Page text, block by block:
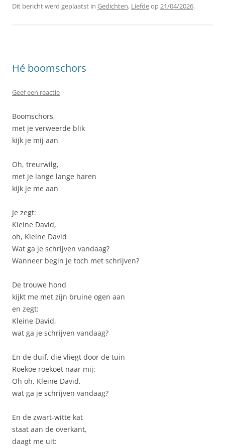
Dit bericht werd geplaatst in Gedichten, Liefdeop21/04/2026.
Hé boomschors
Geef een reactie
Boomschors,
met je verweerde blik
kijk je mij aan
Oh, treurwilg,
met je lange lange haren
kijk je me aan
Je zegt:
Kleine David,
oh, Kleine David
Wat ga je schrijven vandaag?
Wanneer begin je toch met schrijven?
De trouwe hond
kijkt me met zijn bruine ogen aan
en zegt:
Kleine David,
wat ga je schrijven vandaag?
En de duif, die vliegt door de tuin
Roekoe roekoet naar mij:
Oh oh, Kleine David,
wat ga je schrijven vandaag?
En de zwart-witte kat
staat aan de overkant,
daagt me uit: